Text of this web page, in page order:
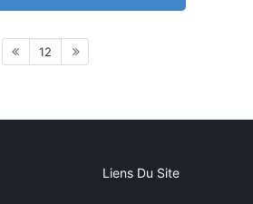
12
Liens Du Site